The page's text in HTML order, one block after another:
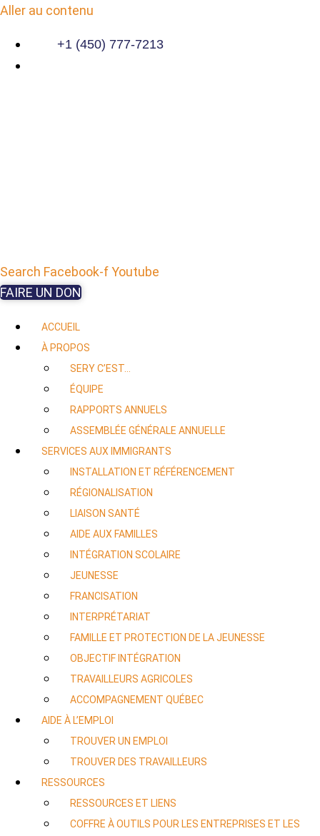
Aller au contenu
+1 (450) 777-7213
Search Facebook-fYoutube
FAIRE UN DON
ACCUEIL
À PROPOS
SERY C’EST…
ÉQUIPE
RAPPORTS ANNUELS
ASSEMBLÉE GÉNÉRALE ANNUELLE
SERVICES AUX IMMIGRANTS
INSTALLATION ET RÉFÉRENCEMENT
RÉGIONALISATION
LIAISON SANTÉ
AIDE AUX FAMILLES
INTÉGRATION SCOLAIRE
JEUNESSE
FRANCISATION
INTERPRÉTARIAT
FAMILLE ET PROTECTION DE LA JEUNESSE
OBJECTIF INTÉGRATION
TRAVAILLEURS AGRICOLES
ACCOMPAGNEMENT QUÉBEC
AIDE À L’EMPLOI
TROUVER UN EMPLOI
TROUVER DES TRAVAILLEURS
RESSOURCES
RESSOURCES ET LIENS
COFFRE À OUTILS POUR LES ENTREPRISES ET LES